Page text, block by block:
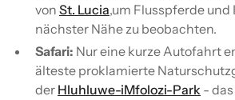
von St. Lucia,um Flusspferde und
nächster Nähe zu beobachten.
Safari: Nur eine kurze Autofahrt
älteste proklamierte
der Hluhluwe-iMfolozi-Park -